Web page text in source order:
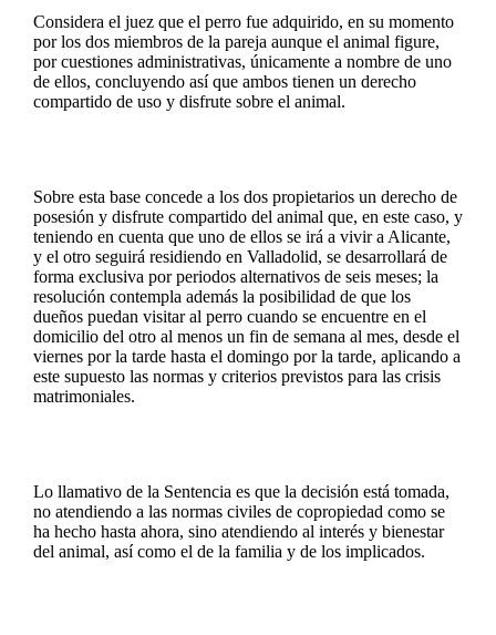
Considera el juez que el perro fue adquirido, en su momento
por los dos miembros de la pareja aunque el animal figure,
por cuestiones administrativas, únicamente a nombre de uno
de ellos, concluyendo así que ambos tienen un derecho
compartido de uso y disfrute sobre el animal.
Sobre esta base concede a los dos propietarios un derecho de
posesión y disfrute compartido del animal que, en este caso, y
teniendo en cuenta que uno de ellos se irá a vivir a Alicante,
y el otro seguirá residiendo en Valladolid, se desarrollará de
forma exclusiva por periodos alternativos de seis meses; la
resolución contempla además la posibilidad de que los
dueños puedan visitar al perro cuando se encuentre en el
domicilio del otro al menos un fin de semana al mes, desde el
viernes por la tarde hasta el domingo por la tarde, aplicando a
este supuesto las normas y criterios previstos para las crisis
matrimoniales.
Lo llamativo de la Sentencia es que la decisión está tomada,
no atendiendo a las normas civiles de copropiedad como se
ha hecho hasta ahora, sino atendiendo al interés y bienestar
del animal, así como el de la familia y de los implicados.